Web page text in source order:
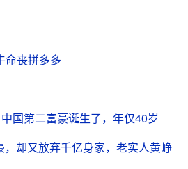
命丧拼多多
国第二富豪诞生了，年仅40岁
却又放弃千亿身家，老实人黄峥